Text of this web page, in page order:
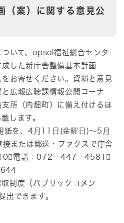
（案）に関する意見公
いて、opsol福祉総合センタ
した新庁舎整備基本計画
をお寄せください。資料と意見
広報広聴課情報公開コーナ
所（内畑町）に備え付けるほ
します。
を、4月11日(金曜日)～5月
または郵送・ファクスで庁舎
電話：072－447－4581
制度（パブリックコメン
出できます。